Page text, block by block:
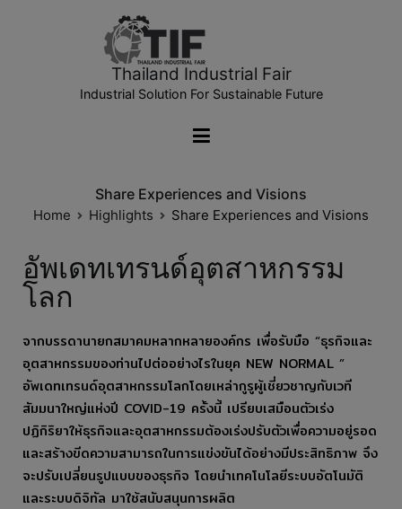
Thailand Industrial Fair
Industrial Solution For Sustainable Future
Share Experiences and Visions
Home Highlights Share Experiences and Visions
อัพเดทเทรนด์อุตสาหกรรม
โลก
จากบรรดานายกสมาคมหลากหลายองค์กร เพื่อรับมือ “ธุรกิจและ
อุตสาหกรรมของท่านไปต่ออย่างไรในยุค NEW NORMAL ”
อัพเดทเทรนด์อุตสาหกรรมโลกโดยเหล่ากูรูผู้เชี่ยวชาญกับเวที
สัมมนาใหญ่แห่งปี COVID-19 ครั้งนี้ เปรียบเสมือนตัวเร่ง
ปฏิกิริยาให้ธุรกิจและอุตสาหกรรมต้องเร่งปรับตัวเพื่อความอยู่รอด
และสร้างขีดความสามารถในการแข่งขันได้อย่างมีประสิทธิภาพ จึง
จะปรับเปลี่ยนรูปแบบของธุรกิจ โดยนำเทคโนโลยีระบบอัตโนมัติ
และระบบดิจิทัล มาใช้สนับสนุนการผลิต